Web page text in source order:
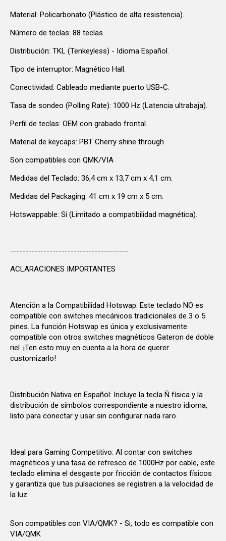
Material: Policarbonato (Plástico de alta resistencia).
Número de teclas: 88 teclas.
Distribución: TKL (Tenkeyless) - Idioma Español.
Tipo de interruptor: Magnético Hall.
Conectividad: Cableado mediante puerto USB-C.
Tasa de sondeo (Polling Rate): 1000 Hz (Latencia ultrabaja).
Perfil de teclas: OEM con grabado frontal.
Material de keycaps: PBT Cherry shine through
Son compatibles con QMK/VIA
Medidas del Teclado: 36,4 cm x 13,7 cm x 4,1 cm.
Medidas del Packaging: 41 cm x 19 cm x 5 cm.
Hotswappable: Sí (Limitado a compatibilidad magnética).
---------------------------------------
ACLARACIONES IMPORTANTES
Atención a la Compatibilidad Hotswap: Este teclado NO es
compatible con switches mecánicos tradicionales de 3 o 5
pines. La función Hotswap es única y exclusivamente
compatible con otros switches magnéticos Gateron de doble
riel. ¡Ten esto muy en cuenta a la hora de querer
customizarlo!
Distribución Nativa en Español: Incluye la tecla Ñ física y la
distribución de símbolos correspondiente a nuestro idioma,
listo para conectar y usar sin configurar nada raro.
Ideal para Gaming Competitivo: Al contar con switches
magnéticos y una tasa de refresco de 1000Hz por cable, este
teclado elimina el desgaste por fricción de contactos físicos
y garantiza que tus pulsaciones se registren a la velocidad de
la luz.
Son compatibles con VIA/QMK? - Si, todo es compatible con
VIA/QMK